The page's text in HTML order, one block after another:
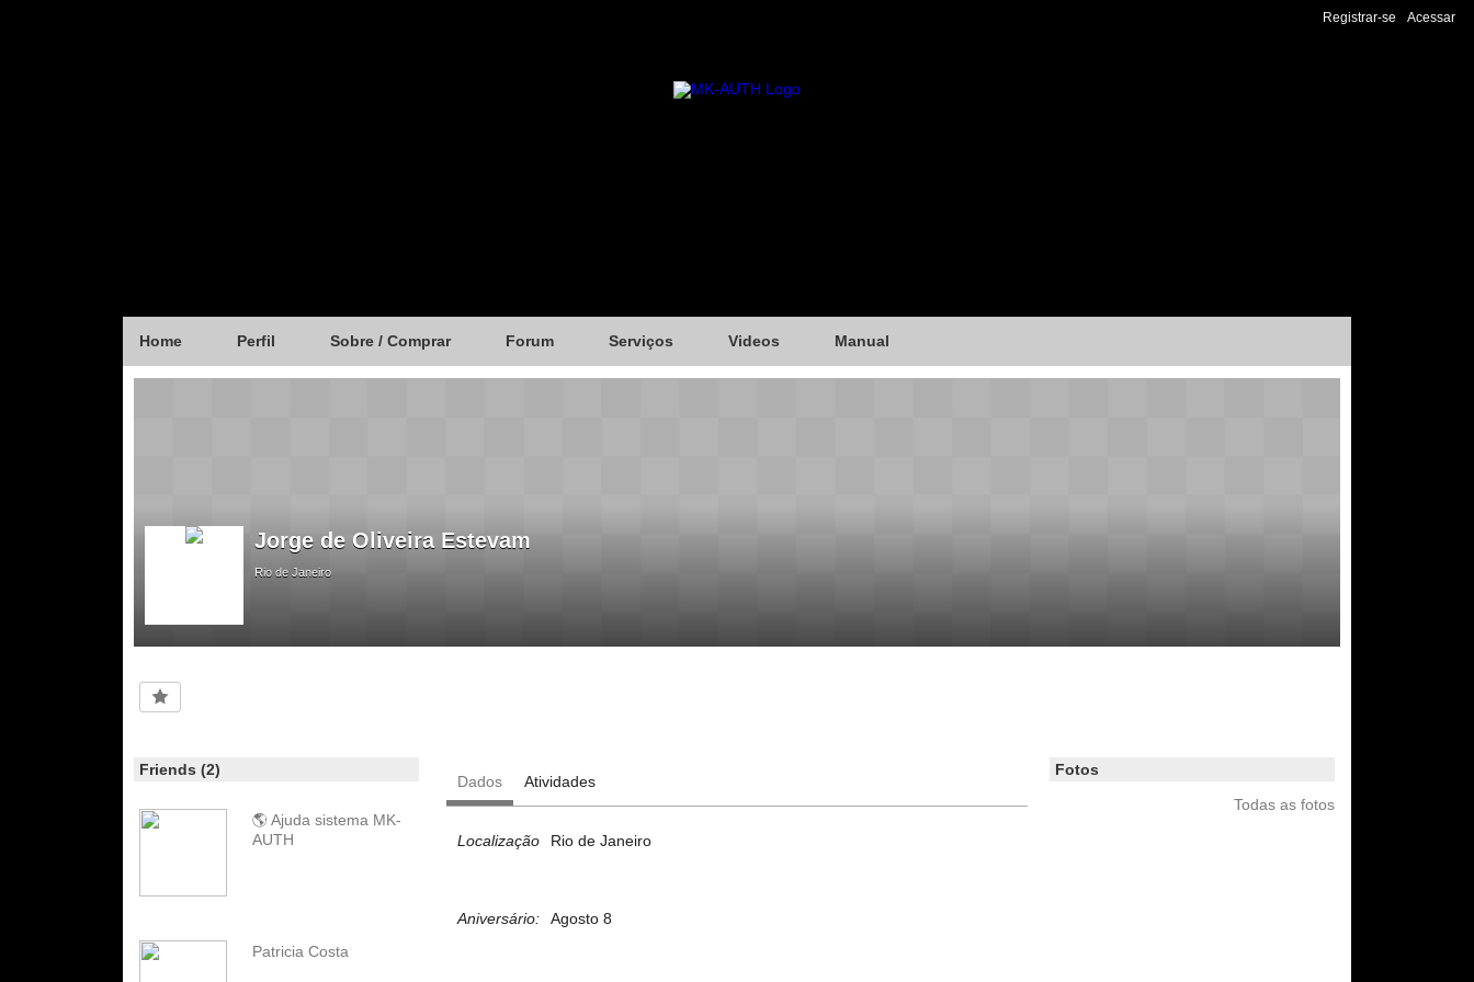
Registrar-se Acessar
Home Perfil Sobre / Comprar Forum Serviços Videos Manual
Jorge de Oliveira Estevam
Rio de Janeiro
Dados Atividades
Localização Rio de Janeiro
Aniversário: Agosto 8
Friends (2)
🌎 Ajuda sistema MK-
AUTH
Patricia Costa
Fotos
Todas as fotos